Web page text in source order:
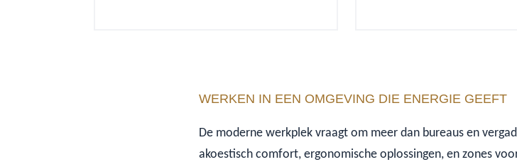
WERKEN IN EEN OMGEVING DIE ENERGIE GEEFT
De moderne werkplek vraagt om meer dan bureaus en
akoestisch comfort, ergonomische oplossingen, en zones